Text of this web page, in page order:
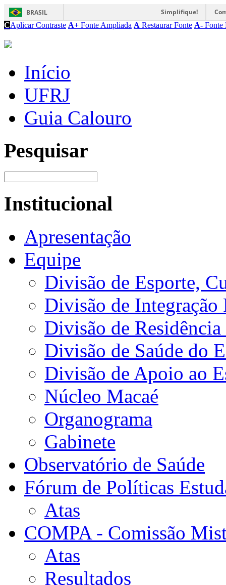
BRASIL Simplifique!
CAplicar Contraste A+ Fonte Ampliada A Restaurar Fonte A- Fonte
Início
UFRJ
Guia Calouro
Pesquisar
Institucional
Apresentação
Equipe
Divisão de Esporte,
Divisão de Integração
Divisão de
Divisão de Saúde do
Divisão de Apoio ao
Núcleo Macaé
Organograma
Gabinete
Observatório de Saúde
Fórum de Políticas
Atas
COMPA - Comissão
Atas
Resultados